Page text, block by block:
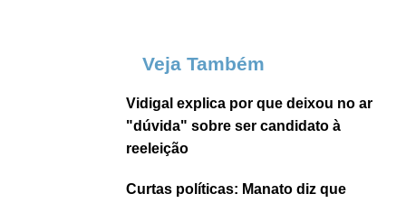
Veja Também
Vidigal explica por que deixou no ar
"dúvida" sobre ser candidato à
reeleição
Curtas políticas: Manato diz que